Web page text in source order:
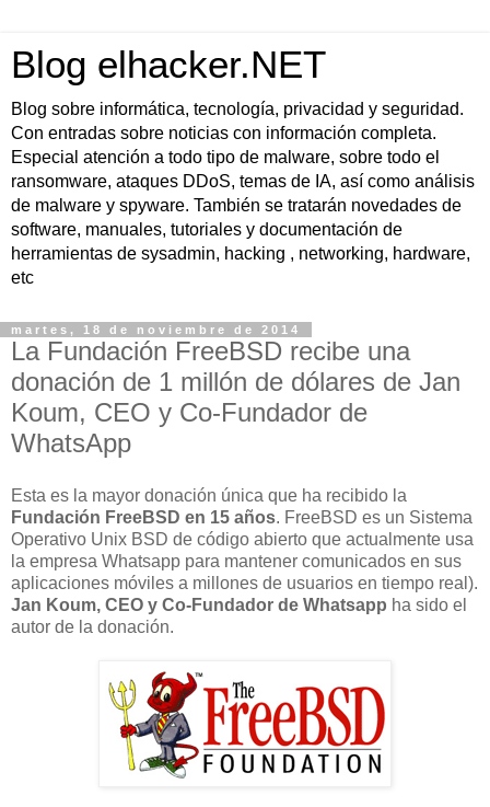
Blog elhacker.NET
Blog sobre informática, tecnología, privacidad y seguridad.
Con entradas sobre noticias con información completa.
Especial atención a todo tipo de malware, sobre todo el
ransomware, ataques DDoS, temas de IA, así como análisis
de malware y spyware. También se tratarán novedades de
software, manuales, tutoriales y documentación de
herramientas de sysadmin, hacking , networking, hardware,
etc
martes, 18 de noviembre de 2014
La Fundación FreeBSD recibe una
donación de 1 millón de dólares de Jan
Koum, CEO y Co-Fundador de
WhatsApp
Esta es la mayor donación única que ha recibido la
Fundación FreeBSD en 15 años. FreeBSD es un Sistema
Operativo Unix BSD de código abierto que actualmente usa
la empresa Whatsapp para mantener comunicados en sus
aplicaciones móviles a millones de usuarios en tiempo real).
Jan Koum, CEO y Co-Fundador de Whatsapp ha sido el
autor de la donación.